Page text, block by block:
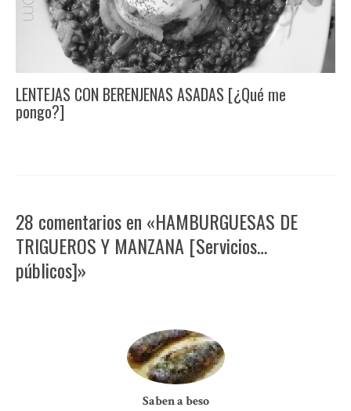
LENTEJAS CON BERENJENAS ASADAS [¿Qué me
pongo?]
28 comentarios en «HAMBURGUESAS DE
TRIGUEROS Y MANZANA [Servicios…
públicos]»
Saben a beso